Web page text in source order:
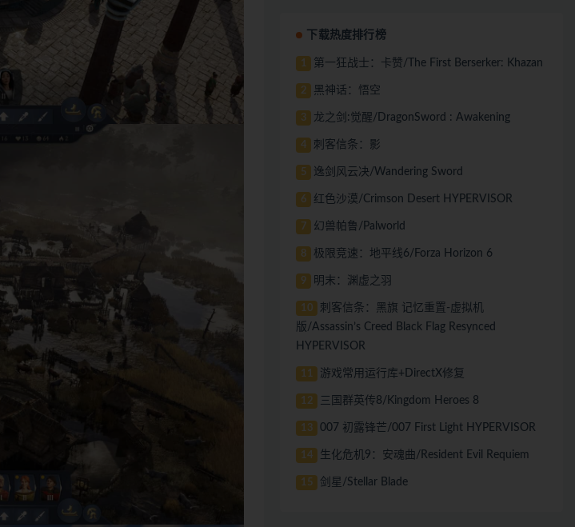
下载热度排行榜
1 第一狂战士：卡赞/The First Berserker: Khazan
2 黑神话：悟空
3 龙之剑:觉醒/DragonSword : Awakening
4 刺客信条：影
5 逸剑风云决/Wandering Sword
6 红色沙漠/Crimson Desert HYPERVISOR
7 幻兽帕鲁/Palworld
8 极限竞速：地平线6/Forza Horizon 6
9 明末：渊虚之羽
10
刺客信条：黑旗 记忆重置-虚拟机
版/Assassin’s Creed Black Flag Resynced
HYPERVISOR
11 游戏常用运行库+DirectX修复
12 三国群英传8/Kingdom Heroes 8
13 007 初露锋芒/007 First Light HYPERVISOR
14 生化危机9：安魂曲/Resident Evil Requiem
15 剑星/Stellar Blade